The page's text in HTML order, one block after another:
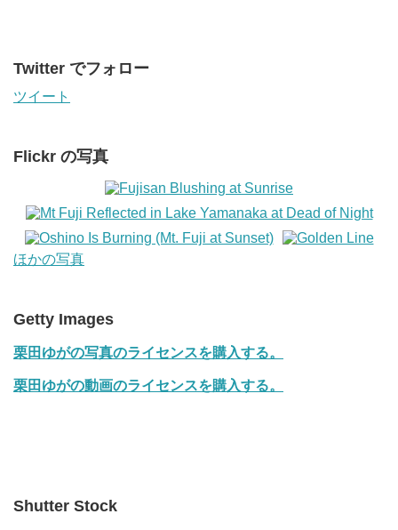
Twitter でフォロー
ツイート
Flickr の写真
ほかの写真
Getty Images
栗田ゆがの写真のライセンスを購入する。
栗田ゆがの動画のライセンスを購入する。
Shutter Stock